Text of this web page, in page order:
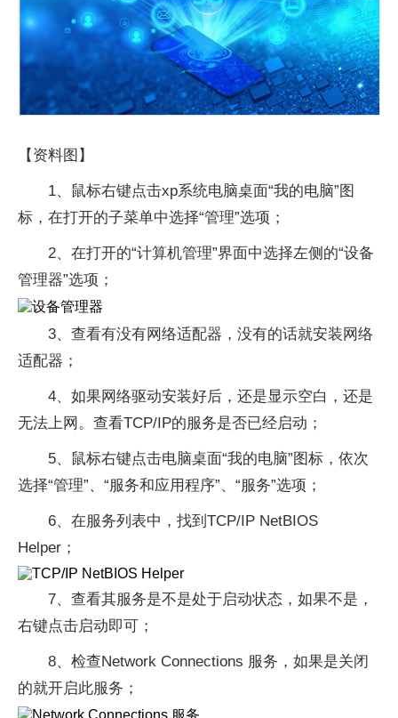
【资料图】
1、鼠标右键点击xp系统电脑桌面“我的电脑”图
标，在打开的子菜单中选择“管理”选项；
2、在打开的“计算机管理”界面中选择左侧的“设备
管理器”选项；
3、查看有没有网络适配器，没有的话就安装网络
适配器；
4、如果网络驱动安装好后，还是显示空白，还是
无法上网。查看TCP/IP的服务是否已经启动；
5、鼠标右键点击电脑桌面“我的电脑”图标，依次
选择“管理”、“服务和应用程序”、“服务”选项；
6、在服务列表中，找到TCP/IP NetBIOS
Helper；
7、查看其服务是不是处于启动状态，如果不是，
右键点击启动即可；
8、检查Network Connections 服务，如果是关闭
的就开启此服务；